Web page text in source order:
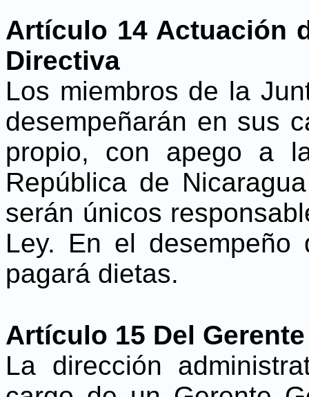
Artículo 14 Actuación
Directiva
Los miembros de la
desempeñarán en sus
propio, con apego a
República de
serán únicos
Ley. En el
pagará dietas.
Artículo 15 Del
La dirección